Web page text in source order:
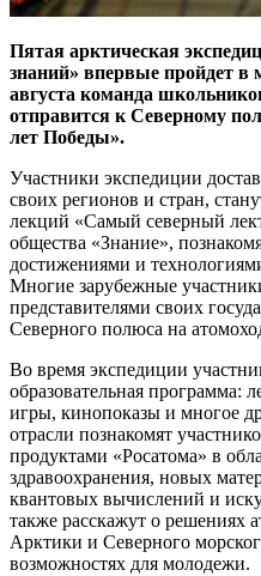
Пятая арктическая
знаний» впервые пройдет
августа команда
отправится к Северному
лет Победы».
Участники экспедиции
своих регионов и стран,
лекций «Самый северный
общества «Знание»,
достижениями и
Многие зарубежные
представителями своих
Северного полюса на
Во время экспедиции
образовательная программа:
игры, кинопоказы и многое
отрасли познакомят
продуктами «Росатома» в
здравоохранения, новых
квантовых вычислений и
также расскажут о решениях
Арктики и Северного
возможностях для молодежи.